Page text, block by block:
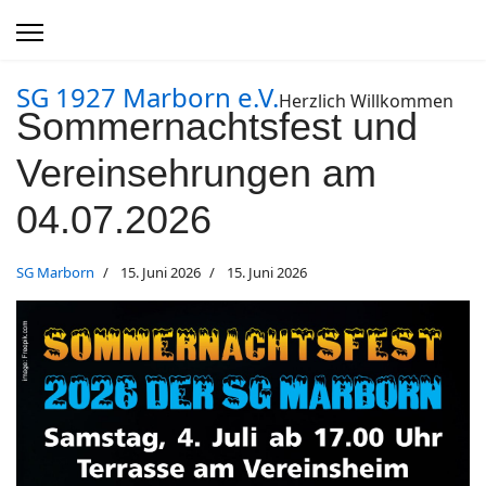
SG 1927 Marborn e.V.Herzlich Willkommen
Sommernachtsfest und
Vereinsehrungen am
04.07.2026
SG Marborn 15. Juni 2026 15. Juni 2026